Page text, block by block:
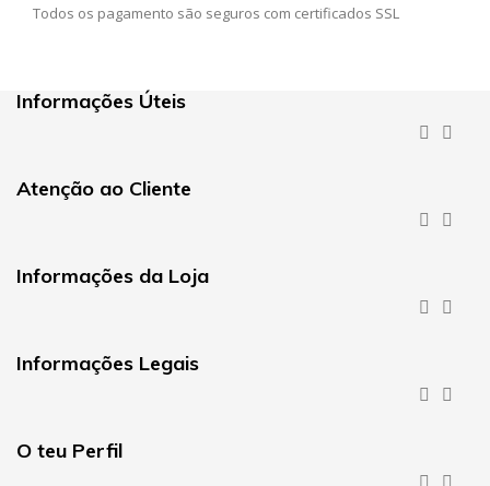
Todos os pagamento são seguros com certificados SSL
Informações Úteis
 
Atenção ao Cliente
 
Informações da Loja
 
Informações Legais
 
O teu Perfil
 